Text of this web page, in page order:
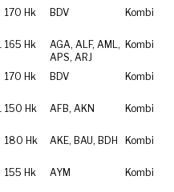
170 Hk BDV Kombi
165 Hk
AGA, ALF, AML,
APS, ARJ
Kombi
170 Hk BDV Kombi
150 Hk AFB, AKN Kombi
180 Hk AKE, BAU, BDH Kombi
155 Hk AYM Kombi